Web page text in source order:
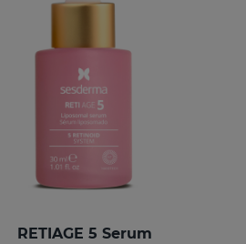
RETIAGE 5 Serum